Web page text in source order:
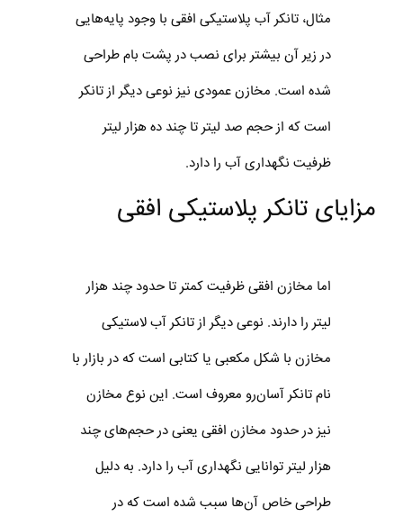
مثال، تانکر آب پلاستیکی افقی با وجود پایه‌هایی
در زیر آن بیشتر برای نصب در پشت بام طراحی
شده است. مخازن عمودی نیز نوعی دیگر از تانکر
است که از حجم صد لیتر تا چند ده هزار لیتر
ظرفیت نگهداری آب را دارد.
مزایای تانکر پلاستیکی افقی
اما مخازن افقی ظرفیت کمتر تا حدود چند هزار
لیتر را دارند. نوعی دیگر از تانکر آب لاستیکی
مخازن با شکل مکعبی یا کتابی است که در بازار با
نام تانکر آسان‌رو معروف است. این نوع مخازن
نیز در حدود مخازن افقی یعنی در حجم‌های چند
هزار لیتر توانایی نگهداری آب را دارد. به دلیل
طراحی خاص آن‌ها سبب شده است که در